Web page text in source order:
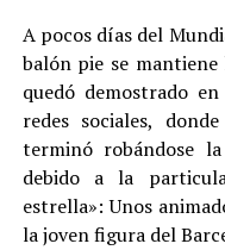
A pocos días del
balón pie se
quedó demostrado
redes sociales,
terminó robándose
debido a la
estrella»: Unos
la joven figura del